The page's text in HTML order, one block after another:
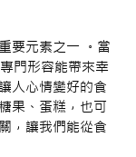
要元素之一 。當
門形容能帶來幸
人心情變好的食
果、蛋糕，也可
，讓我們能從食